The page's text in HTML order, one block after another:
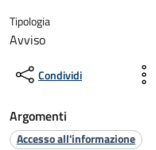
Tipologia
Avviso
Condividi
Argomenti
Accesso all'informazione